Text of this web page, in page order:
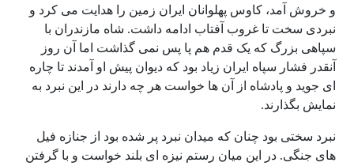
و خروش آمد، کاوس پهلوانان ایران زمین را هدایت می کرد و
نبردی سخت تا غروب آفتاب ادامه داشت. شاه مازندران با
سپاهی بزرگ که یک قدم هم پا پس نمی گذاشت اما آن روز
آنقدر فشار سپاه ایران زیاد بود که دیوان پیش او آمدند تا چاره
ای جوید و پادشاه از آن ها خواست هر چه دارند در این نبرد به
نمایش بگذارند.
نبرد سختی بود چنان که میدان نبرد پر شده بود از جنازه فیل
های جنگی. در این میان رستم نیزه ای بلند خواست و با گرفتن